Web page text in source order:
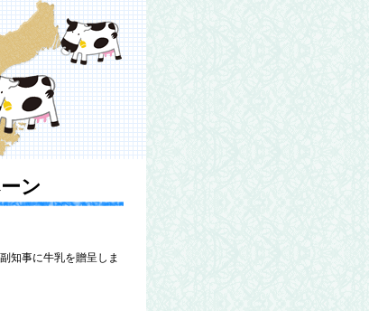
ン
知事に牛乳を贈呈しま